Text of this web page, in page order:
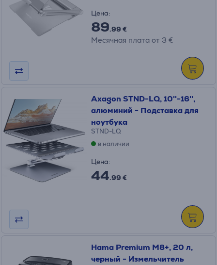
Цена:
89.99 €
Месячная плата от 3 €
Axagon STND-LQ, 10''-16'',
алюминий - Подставка для
ноутбука
STND-LQ
в наличии
Цена:
44.99 €
Hama Premium M8+, 20 л,
черный - Измельчитель